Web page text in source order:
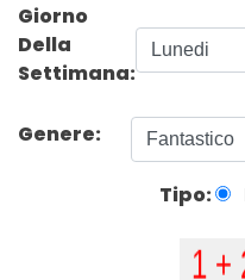
Giorno
Della
Settimana:
Genere:
Tipo: